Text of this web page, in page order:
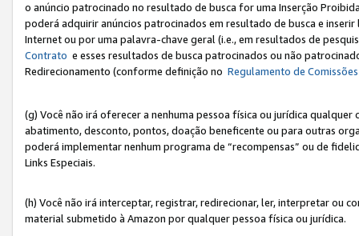
o anúncio patrocinado no resultado de busca for uma Inserção
poderá adquirir anúncios patrocinados em resultado de busca e
Internet ou por uma palavra-chave geral (i.e., em resultados de
Contrato e esses resultados de busca patrocinados ou não
Redirecionamento (conforme definição no Regulamento de Comissões
(g) Você não irá oferecer a nenhuma pessoa física ou jurídica
abatimento, desconto, pontos, doação beneficente ou para outras
poderá implementar nenhum programa de “recompensas” ou de
Links Especiais.
(h) Você não irá interceptar, registrar, redirecionar, ler, interpretar
material submetido à Amazon por qualquer pessoa física ou jurídica.